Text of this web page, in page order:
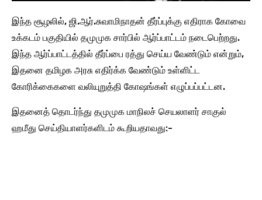
இந்த சூழலில், ஜி.ஆர்.சுவாமிநாதன் தீர்ப்புக்கு எதிராக கோவை
உக்கடம் பகுதியில் தமுமுக சார்பில் ஆர்ப்பாட்டம் நடைபெற்றது.
இந்த ஆர்ப்பாட்டத்தில் தீர்ப்பை ரத்து செய்ய வேண்டும் என்றும்,
இதனை தமிழக அரசு எதிர்க்க வேண்டும் உள்ளிட்ட
கோரிக்கைகளை வலியுறுத்தி கோஷங்கள் எழுப்பப்பட்டன.
இதனைத் தொடர்ந்து தமுமுக மாநிலச் செயலாளர் சாகுல்
ஹமீது செய்தியாளர்களிடம் கூறியதாவது:-